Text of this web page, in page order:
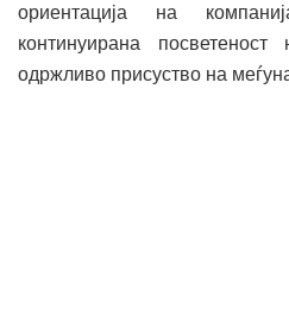
ориентација на
континуирана
одржливо присуство на